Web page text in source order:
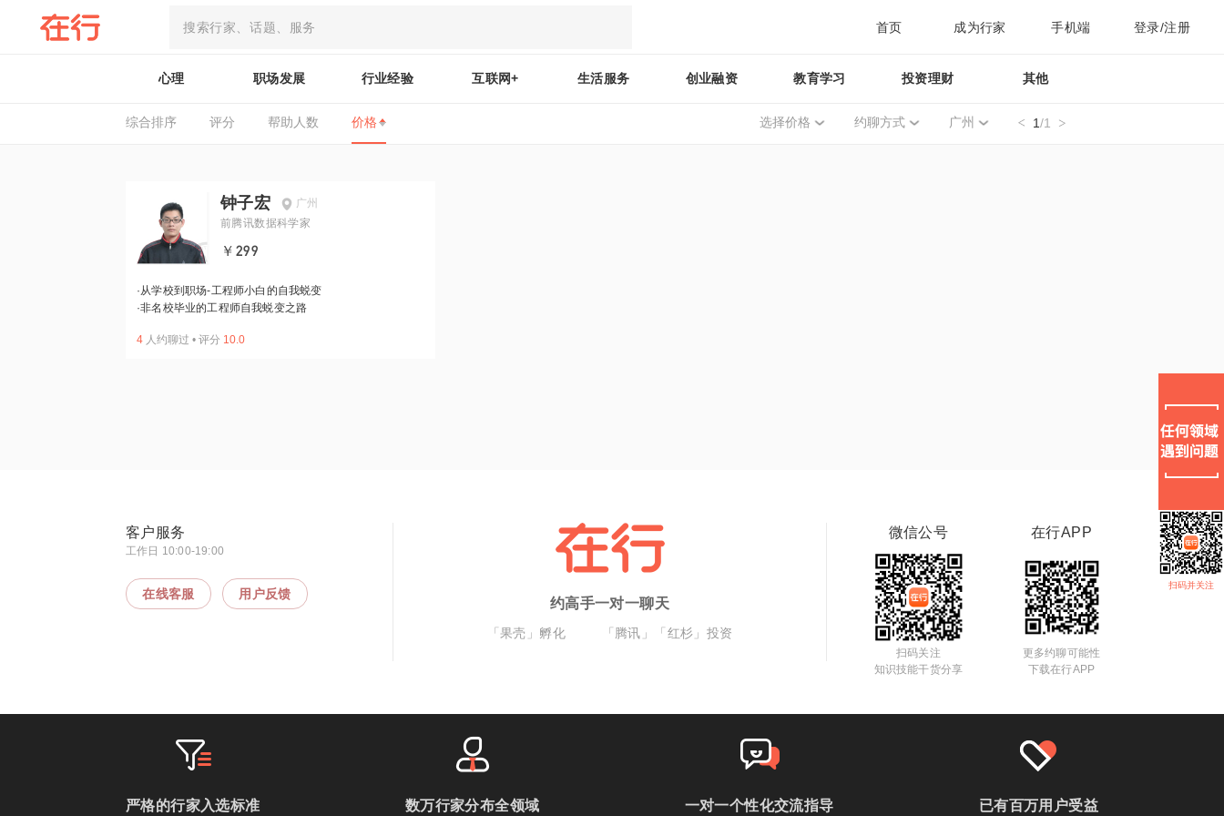
首页 成为行家 手机端 登录/注册
心理 职场发展 行业经验 互联网+ 生活服务 创业融资 教育学习 投资理财 其他
综合排序 评分 帮助人数 价格 选择价格 约聊方式 广州 1/1
钟子宏
广州
前腾讯数据科学家
￥299
·从学校到职场-工程师小白的自我蜕变
·非名校毕业的工程师自我蜕变之路
4 人约聊过 • 评分 10.0
扫码并关注
客户服务
工作日 10:00-19:00
在线客服 用户反馈
约高手一对一聊天
「果壳」孵化 「腾讯」「红杉」投资
微信公号
扫码关注
知识技能干货分享
在行APP
更多约聊可能性
下载在行APP
严格的行家入选标准 数万行家分布全领域 一对一个性化交流指导 已有百万用户受益